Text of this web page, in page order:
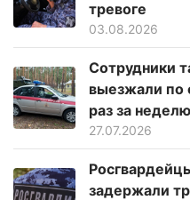
тревоге
03.08.2026
Сотрудники
выезжали по
раз за неделю
27.07.2026
задержали